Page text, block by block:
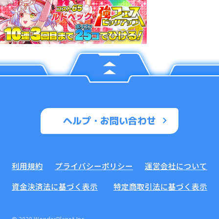
ヘルプ・お問い合わせ
利用規約 プライバシーポリシー
運営会社について
資金決済法に基づく表示
特定商取引法に基づく表示